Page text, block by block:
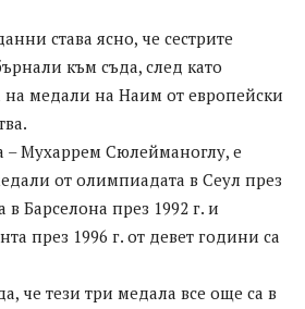
става ясно, че сестрите
към съда, след като
на медали на Наим от европейски
– Мухаррем Сюлейманоглу, е
от олимпиадата в Сеул през
в Барселона през 1992 г. и
през 1996 г. от девет години са
че тези три медала все още са в